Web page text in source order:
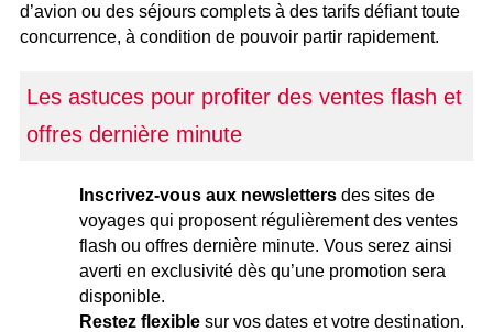
d’avion ou des séjours complets à des tarifs défiant toute
concurrence, à condition de pouvoir partir rapidement.
Les astuces pour profiter des ventes flash et
offres dernière minute
Inscrivez-vous aux newsletters des sites de
voyages qui proposent régulièrement des ventes
flash ou offres dernière minute. Vous serez ainsi
averti en exclusivité dès qu’une promotion sera
disponible.
Restez flexible sur vos dates et votre destination.